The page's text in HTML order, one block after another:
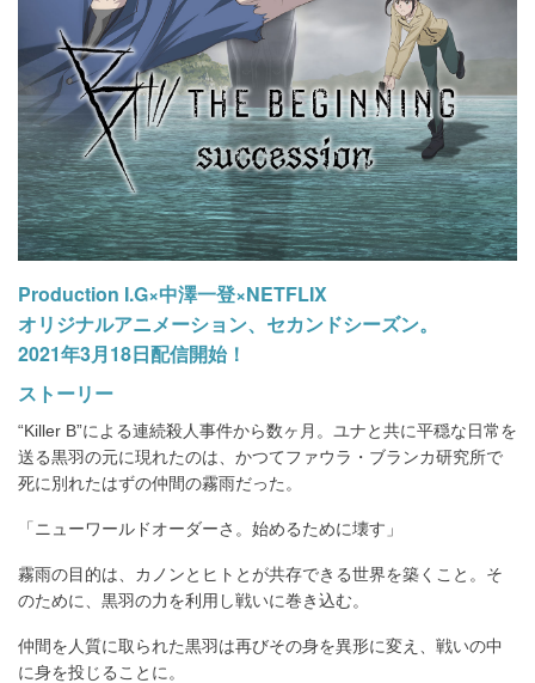
Production I.G×中澤一登×NETFLIX
オリジナルアニメーション、セカンドシーズン。
2021年3月18日配信開始！
ストーリー
“Killer B”による連続殺人事件から数ヶ月。ユナと共に平穏な日常を
送る黒羽の元に現れたのは、かつてファウラ・ブランカ研究所で
死に別れたはずの仲間の霧雨だった。
「ニューワールドオーダーさ。始めるために壊す」
霧雨の目的は、カノンとヒトとが共存できる世界を築くこと。そ
のために、黒羽の力を利用し戦いに巻き込む。
仲間を人質に取られた黒羽は再びその身を異形に変え、戦いの中
に身を投じることに。